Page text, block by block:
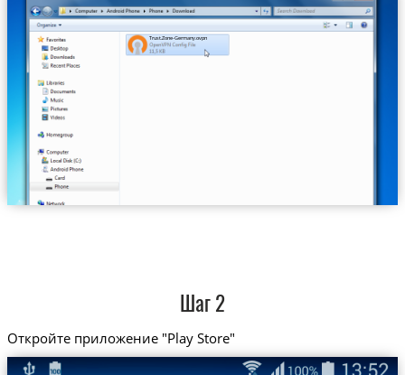
Trust.Zone-Germany.ovpn
Шаг 2
Откройте приложение "Play Store"